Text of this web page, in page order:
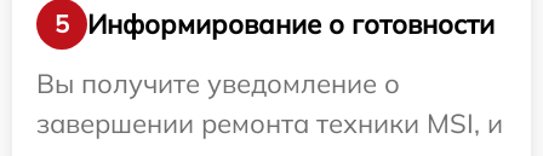
5
Информирование о готовности
Вы получите уведомление о
завершении ремонта техники MSI, и